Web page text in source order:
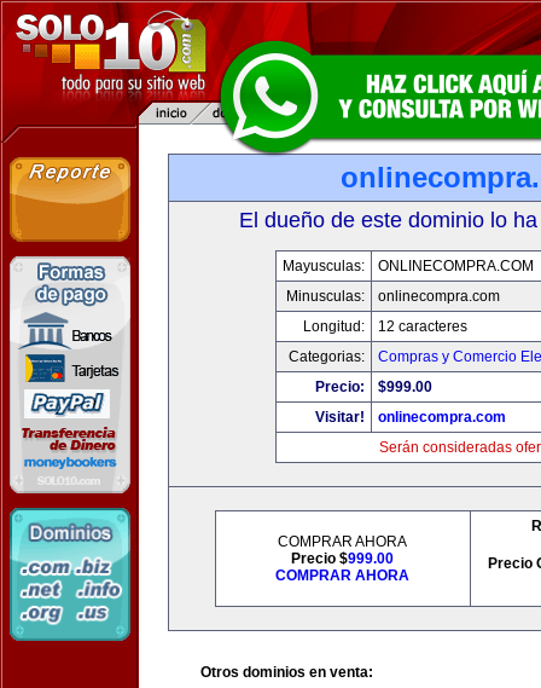
El dueño de este dominio lo
Mayusculas:
ONLINECOMPRA.COM
Minusculas:
onlinecompra.com
Longitud:
12 caracteres
Categorias:
Compras y Comercio
Precio:
$999.00
Visitar!
onlinecompra.com
Serán consideradas
COMPRAR AHORA
Precio $999.00
COMPRAR AHORA
Precio
Otros dominios en venta: